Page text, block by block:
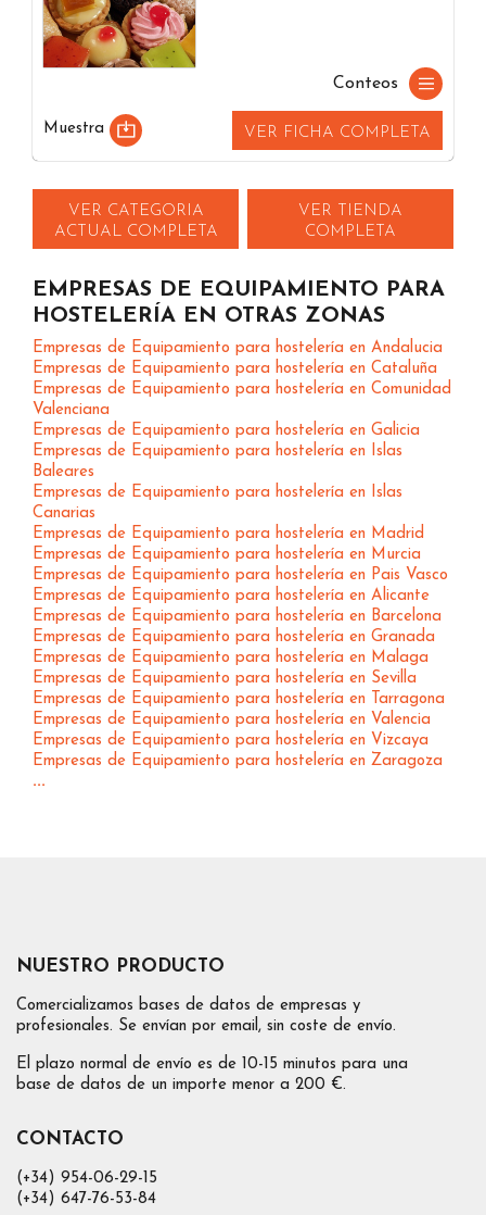
Conteos
Muestra VER FICHA COMPLETA
VER CATEGORIA
ACTUAL COMPLETA
VER TIENDA
COMPLETA
EMPRESAS DE EQUIPAMIENTO PARA
HOSTELERÍA EN OTRAS ZONAS
Empresas de Equipamiento para hostelería en Andalucia
Empresas de Equipamiento para hostelería en Cataluña
Empresas de Equipamiento para hostelería en Comunidad
Valenciana
Empresas de Equipamiento para hostelería en Galicia
Empresas de Equipamiento para hostelería en Islas
Baleares
Empresas de Equipamiento para hostelería en Islas
Canarias
Empresas de Equipamiento para hostelería en Madrid
Empresas de Equipamiento para hostelería en Murcia
Empresas de Equipamiento para hostelería en Pais Vasco
Empresas de Equipamiento para hostelería en Alicante
Empresas de Equipamiento para hostelería en Barcelona
Empresas de Equipamiento para hostelería en Granada
Empresas de Equipamiento para hostelería en Malaga
Empresas de Equipamiento para hostelería en Sevilla
Empresas de Equipamiento para hostelería en Tarragona
Empresas de Equipamiento para hostelería en Valencia
Empresas de Equipamiento para hostelería en Vizcaya
Empresas de Equipamiento para hostelería en Zaragoza
...
NUESTRO PRODUCTO
Comercializamos bases de datos de empresas y
profesionales. Se envían por email, sin coste de envío.
El plazo normal de envío es de 10-15 minutos para una
base de datos de un importe menor a 200 €.
CONTACTO
(+34) 954-06-29-15
(+34) 647-76-53-84